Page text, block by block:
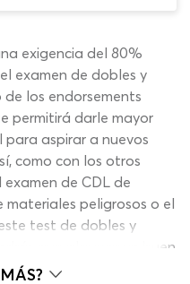
exigencia del 80%
examen de dobles y
los endorsements
permitirá darle mayor
aspirar a nuevos
como con los otros
de CDL de
materiales peligrosos o el
test de dobles y
que plasmar un buen
de llegar con buenas